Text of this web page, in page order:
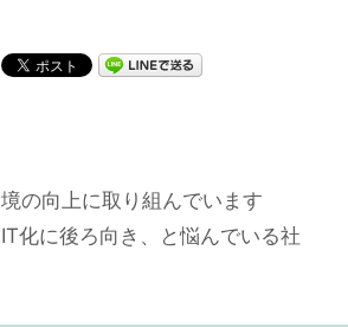
の向上に取り組んでいます
化に後ろ向き、と悩んでいる社